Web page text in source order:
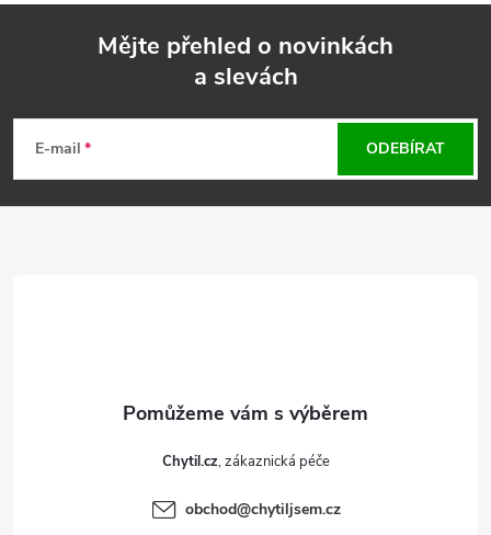
p
Mějte přehled o novinkách
a slevách
E-mail ODEBÍRAT
Chytil.cz
obchod@chytiljsem.cz